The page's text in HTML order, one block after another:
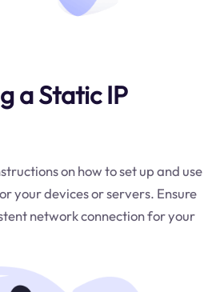
a Static IP
on how to set up and use
your devices or servers. Ensure
network connection for your